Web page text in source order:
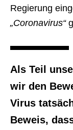
Regierung
„Coronavirus“
Als Teil
wir den
Virus
Beweis,